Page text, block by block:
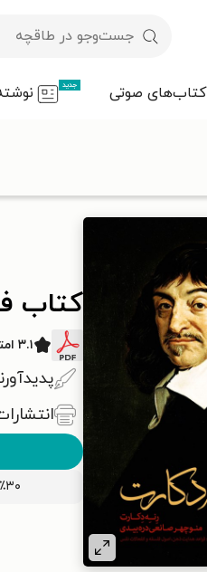
کتاب‌های صوتی جدید
کتاب
۳.۱ امتیاز
٪۳۰ تخفیف اولین خرید کتاب با کد